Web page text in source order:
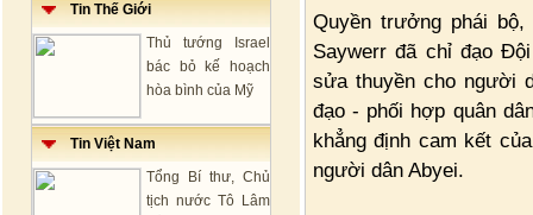
Tin Thế Giới
Thủ tướng Israel
bác bỏ kế hoạch
hòa bình của Mỹ
Tin Việt Nam
Tổng Bí thư, Chủ
tịch nước Tô Lâm
Quyền trưởng phái
Saywerr đã chỉ đạo
sửa thuyền cho người
đạo - phối hợp quân
khẳng định cam kết
người dân Abyei.